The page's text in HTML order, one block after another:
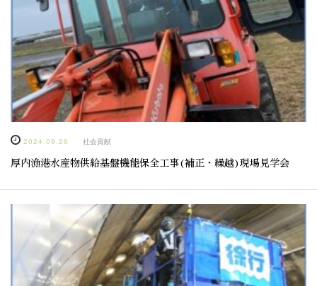
2024.09.26 社会貢献
厚内漁港水産物供給基盤機能保全工事(補正・繰越)現場見学会